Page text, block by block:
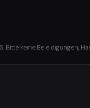
Bitte keine Beleidigungen,